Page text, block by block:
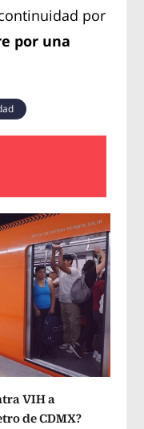
por
por una
VIH a
de CDMX?